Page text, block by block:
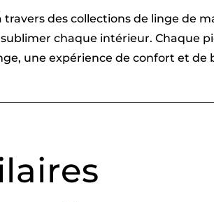
des collections de linge de
chaque intérieur. Chaque
une expérience de confort et de